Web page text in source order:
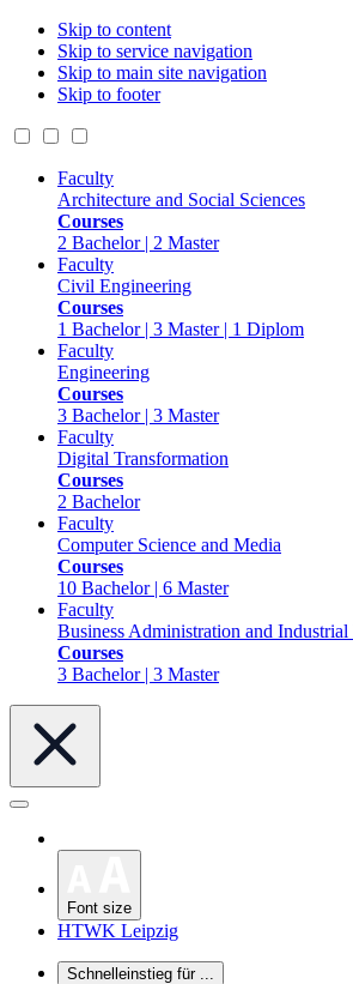
Skip to content
Skip to service navigation
Skip to main site navigation
Skip to footer
Faculty
Architecture and Social Sciences
Courses
2 Bachelor | 2 Master
Faculty
Civil Engineering
Courses
1 Bachelor | 3 Master | 1 Diplom
Faculty
Engineering
Courses
3 Bachelor | 3 Master
Faculty
Digital Transformation
Courses
2 Bachelor
Faculty
Computer Science and Media
Courses
10 Bachelor | 6 Master
Faculty
Business Administration and
Courses
3 Bachelor | 3 Master
Font size
HTWK Leipzig
Schnelleinstieg für ...